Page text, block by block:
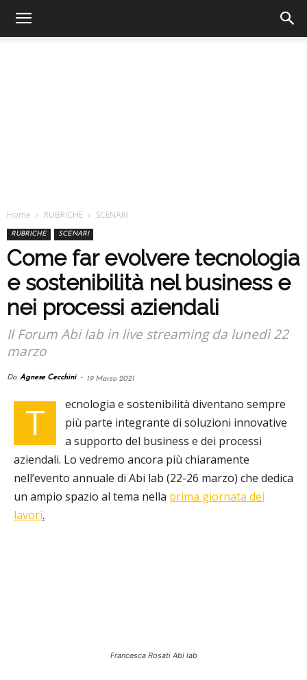
Home RUBRICHE SCENARI
RUBRICHE SCENARI
Come far evolvere tecnologia
e sostenibilità nel business e
nei processi aziendali
Il Forum Abi lab in live streaming da lunedì 22
marzo
Da Agnese Cecchini - 19 Marzo 2021
T
ecnologia e sostenibilità diventano sempre
più parte integrante di soluzioni innovative
a supporto del business e dei processi
aziendali. Lo vedremo ancora più chiaramente
nell’evento annuale di Abi lab (22-26 marzo) che dedica
un ampio spazio al tema nella prima giornata dei
lavori.
Francesca Rosati Abi lab